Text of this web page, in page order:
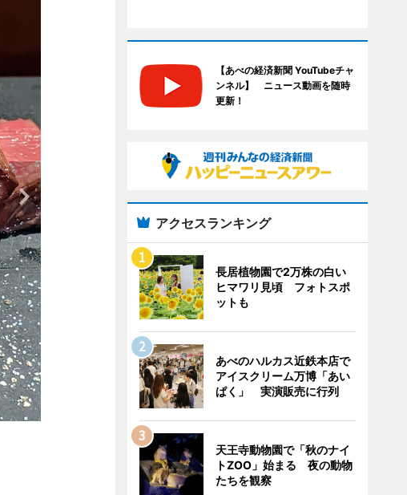
【あべの経済新聞 YouTubeチャ
ンネル】 ニュース動画を随時
更新！
アクセスランキング
長居植物園で2万株の白い
ヒマワリ見頃 フォトスポ
ットも
あべのハルカス近鉄本店で
アイスクリーム万博「あい
ぱく」 実演販売に行列
天王寺動物園で「秋のナイ
トZOO」始まる 夜の動物
たちを観察